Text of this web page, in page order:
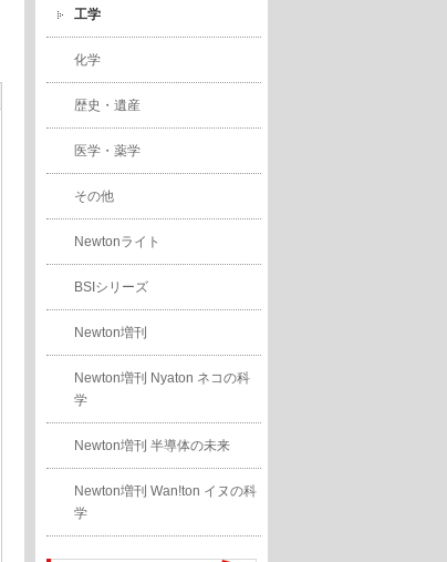
工学
化学
歴史・遺産
医学・薬学
その他
Newtonライト
BSIシリーズ
Newton増刊
Newton増刊 Nyaton ネコの科
学
Newton増刊 半導体の未来
Newton増刊 Wan!ton イヌの科
学